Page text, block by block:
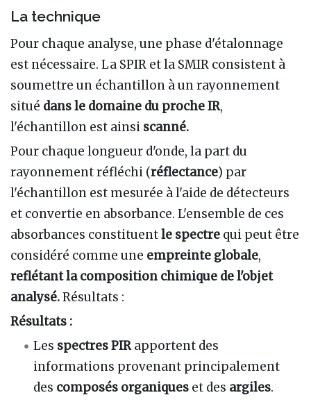
La technique
Pour chaque analyse, une phase d'étalonnage
est nécessaire. La SPIR et la SMIR consistent à
soumettre un échantillon à un rayonnement
situé dans le domaine du proche IR,
l'échantillon est ainsi scanné.
Pour chaque longueur d'onde, la part du
rayonnement réfléchi (réflectance) par
l'échantillon est mesurée à l'aide de détecteurs
et convertie en absorbance. L'ensemble de ces
absorbances constituentle spectre qui peut être
considéré comme une empreinte globale,
reflétant la composition chimique de l'objet
analysé.Résultats :
Résultats :
Les spectres PIRapportent des
informations provenant principalement
des composés organiques et des argiles.